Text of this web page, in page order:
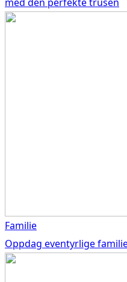
Familie
Oppdag eventyrlige